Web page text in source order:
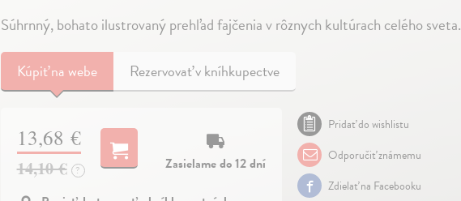
Súhrnný, bohato ilustrovaný prehľad fajčenia v rôznych kultúrach celého sveta.
Kúpiťna webe Rezervovať v kníhkupectve
13,68 €
14,10 € ?
Zasielame do 12 dní
Pridať do wishlistu
Odporučiť známemu
Zdielať na Facebooku